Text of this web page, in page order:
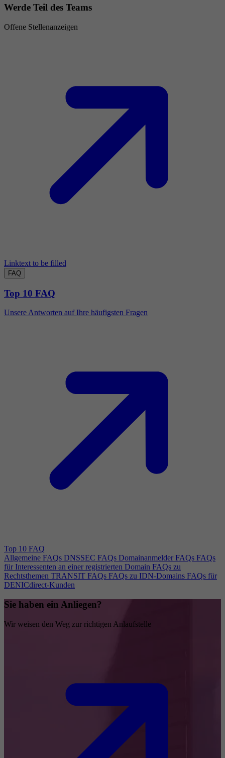
Werde Teil des Teams
Offene Stellenanzeigen
Linktext to be filled
FAQ
Top 10 FAQ
Unsere Antworten auf Ihre häufigsten Fragen
Top 10 FAQ
Allgemeine FAQs DNSSEC FAQs Domainanmelder FAQs FAQs
für Interessenten an einer registrierten Domain FAQs zu
Rechtsthemen TRANSIT FAQs FAQs zu IDN-Domains FAQs für
DENICdirect-Kunden
Sie haben ein Anliegen?
Wir weisen den Weg zur richtigen Anlaufstelle